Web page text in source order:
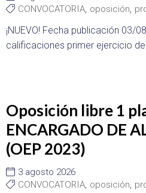
CONVOCATORIA, oposición,
¡NUEVO! Fecha publicación 03/
calificaciones primer ejercicio
Oposición libre 1
ENCARGADO DE
(OEP 2023)
3 agosto 2026
CONVOCATORIA, oposición,